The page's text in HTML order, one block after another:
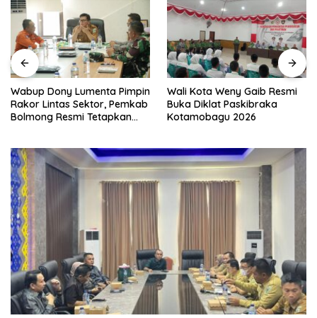
Wabup Dony Lumenta Pimpin
Rakor Lintas Sektor, Pemkab
Bolmong Resmi Tetapkan
Wali Kota Weny Gaib Resmi
Buka Diklat Paskibraka
Kotamobagu 2026